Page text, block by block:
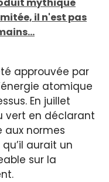
il n'est pas
approuvée par
atomique
En juillet
vert en déclarant
normes
aurait un
sur la